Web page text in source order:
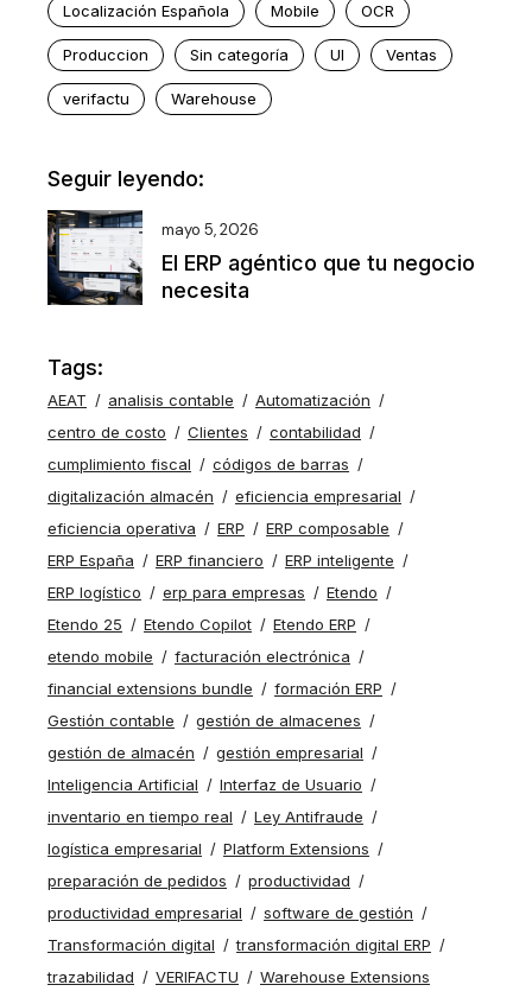
Localización Española Mobile OCR
Produccion Sin categoría UI Ventas
verifactu Warehouse
Seguir leyendo:
mayo 5, 2026
El ERP agéntico que tu negocio
necesita
Tags:
AEAT analisis contable
Automatización
centro de costo
Clientes
contabilidad
cumplimiento fiscal
códigos de barras
digitalización almacén
eficiencia empresarial
eficiencia operativa
ERP
ERP composable
ERP España
ERP financiero
ERP inteligente
ERP logístico
erp para empresas
Etendo
Etendo 25
Etendo Copilot
Etendo ERP
etendo mobile
facturación electrónica
financial extensions bundle
formación ERP
Gestión contable
gestión de almacenes
gestión de almacén
gestión empresarial
Inteligencia Artificial
Interfaz de Usuario
inventario en tiempo real
Ley Antifraude
logística empresarial
Platform Extensions
preparación de pedidos
productividad
productividad empresarial
software de gestión
Transformación digital
transformación digital ERP
trazabilidad
VERIFACTU Warehouse Extensions